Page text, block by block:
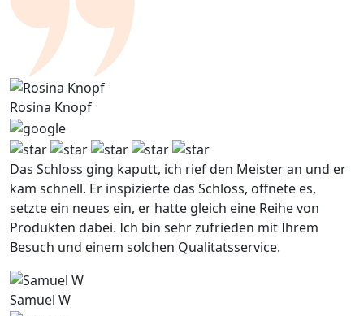
Rosina Knopf
Das Schloss ging kaputt, ich rief den Meister an und er
kam schnell. Er inspizierte das Schloss, offnete es,
setzte ein neues ein, er hatte gleich eine Reihe von
Produkten dabei. Ich bin sehr zufrieden mit Ihrem
Besuch und einem solchen Qualitatsservice.
Samuel W